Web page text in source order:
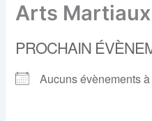
Arts
PROCHAIN
Aucuns évènements